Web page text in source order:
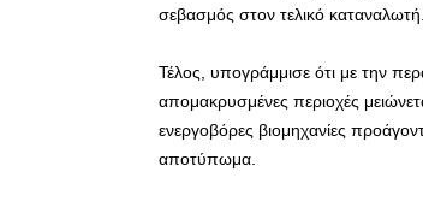
σεβασμός στον τελικό καταναλωτή.
Τέλος, υπογράμμισε ότι με την
απομακρυσμένες περιοχές
ενεργοβόρες βιομηχανίες
αποτύπωμα.